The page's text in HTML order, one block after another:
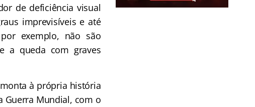
de deficiência visual
imprevisíveis e até
exemplo, não são
a queda com graves
à própria história
Guerra Mundial, com o